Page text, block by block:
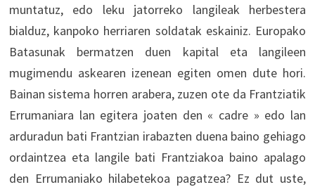
muntatuz, edo leku jatorreko langileak herbestera
bialduz, kanpoko herriaren soldatak eskainiz. Europako
Batasunak bermatzen duen kapital eta langileen
mugimendu askearen izenean egiten omen dute hori.
Bainan sistema horren arabera, zuzen ote da Frantziatik
Errumaniara lan egitera joaten den « cadre » edo lan
arduradun bati Frantzian irabazten duena baino gehiago
ordaintzea eta langile bati Frantziakoa baino apalago
den Errumaniako hilabetekoa pagatzea? Ez dut uste,